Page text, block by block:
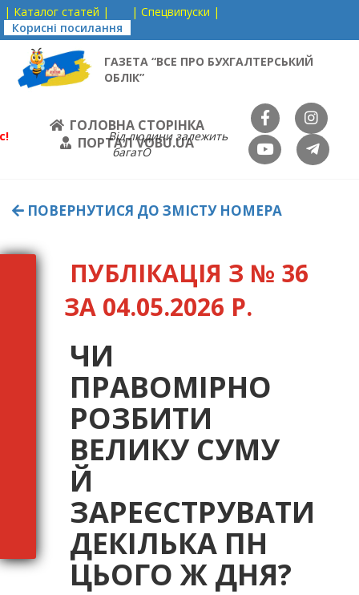
| Каталог статей |
| Спецвипуски |
Корисні посилання
ГАЗЕТА “ВСЕ ПРО БУХГАЛТЕРСЬКИЙ
ОБЛІК”
ГОЛОВНА СТОРІНКА
ПОРТАЛ VOBU.UA
Від людини залежить
багатО
ПОВЕРНУТИСЯ ДО ЗМІСТУ НОМЕРА
ПУБЛІКАЦІЯ З № 36
ЗА 04.05.2026 Р.
ЧИ
ПРАВОМІРНО
РОЗБИТИ
ВЕЛИКУ СУМУ
Й
ЗАРЕЄСТРУВАТИ
ДЕКІЛЬКА ПН
ЦЬОГО Ж ДНЯ?